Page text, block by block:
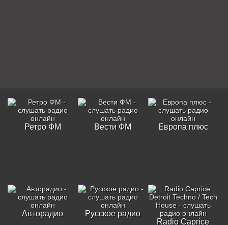
Ретро ФМ Вести ФМ Европа плюс
Авторадио
Русское радио
Radio Caprice